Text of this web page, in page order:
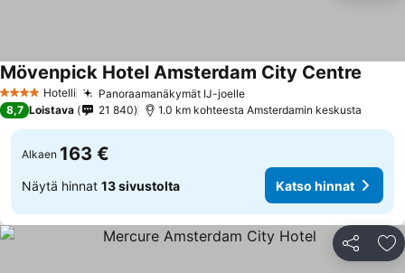
4 Tähtiluokitus
Hotelli Panoraamanäkymät IJ-joelle
Mövenpick Hotel Amsterdam City Centre
8,7 Loistava 21 840 1.0 km kohteesta Amsterdamin keskusta
Alkaen 163 €
Näytä hinnat 13 sivustolta Katso hinnat
Jaa